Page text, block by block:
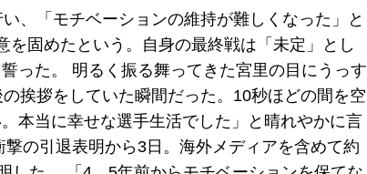
、「モチベーションの維持が難しくなった」と
固めたという。自身の最終戦は「未定」とし
った。 明るく振る舞ってきた宮里の目にうっす
挨拶をしていた瞬間だった。10秒ほどの間を空
本当に幸せな選手生活でした」と晴れやかに言
の引退表明から3日。海外メディアを含めて約